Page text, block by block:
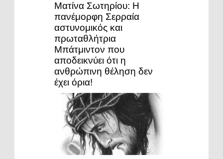
Ματίνα Σωτηρίου: Η
πανέμορφη Σερραία
αστυνομικός και
πρωταθλήτρια
Μπάτμιντον που
αποδεικνύει ότι η
ανθρώπινη θέληση δεν
έχει όρια!